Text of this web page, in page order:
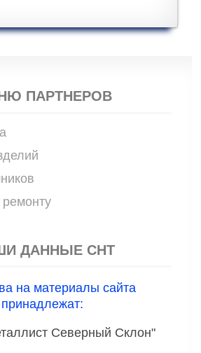
ПАРТНЕРОВ
ДАННЫЕ СНТ
на материалы сайта
принадлежат:
Северный Склон"